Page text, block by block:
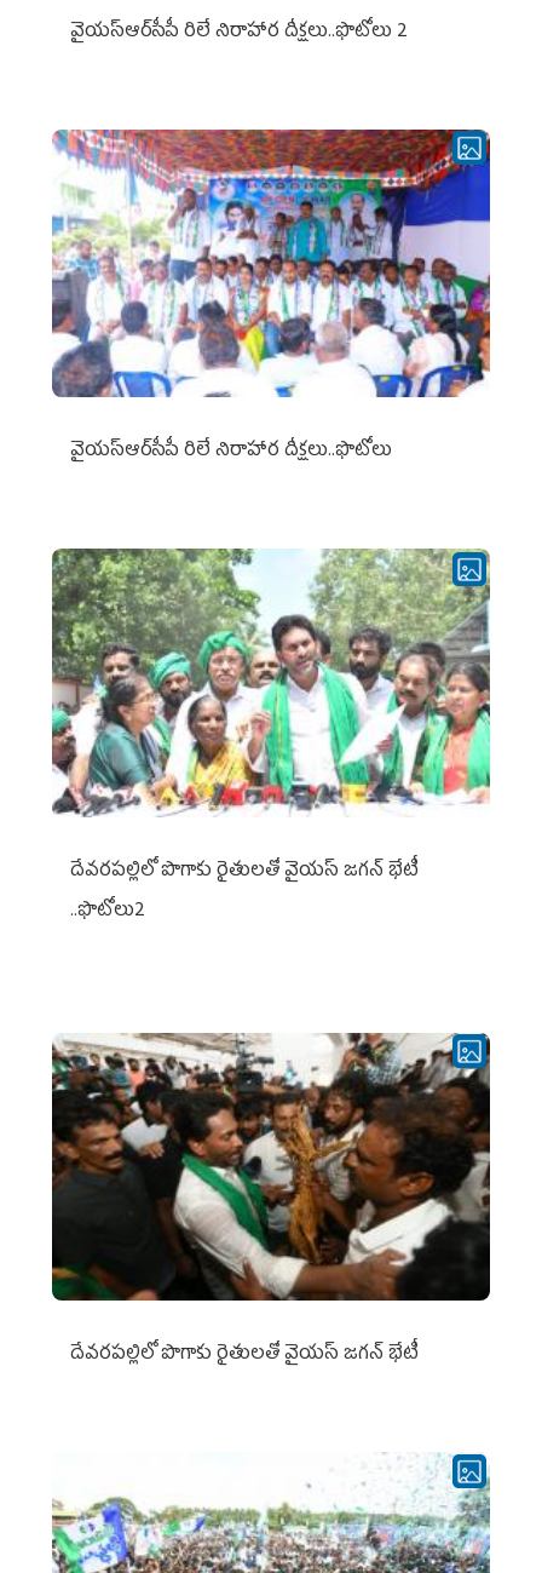
వైయ‌స్ఆర్‌సీపీ రిలే నిరాహార దీక్షలు..ఫొటోలు 2
వైయ‌స్ఆర్‌సీపీ రిలే నిరాహార దీక్షలు..ఫొటోలు
దేవరపల్లిలో పొగాకు రైతులతో వైయస్ జగన్ భేటీ
..ఫొటోలు2
దేవరపల్లిలో పొగాకు రైతులతో వైయస్ జగన్ భేటీ